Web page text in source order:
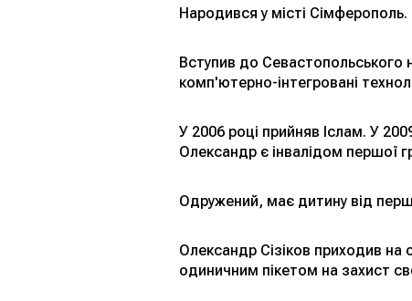
Народився у місті
Вступив до Севастопольського
комп'ютерно-інтегровані
У 2006 році прийняв Іслам. У
Олександр є інвалідом першої
Одружений, має дитину від
Олександр Сізіков приходив на
одиничним пікетом на захист